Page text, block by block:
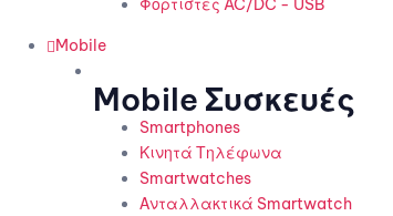
Φορτιστές AC/DC - USB
Mobile
Mobile Συσκευές
Smartphones
Κινητά Τηλέφωνα
Smartwatches
Ανταλλακτικά Smartwatch